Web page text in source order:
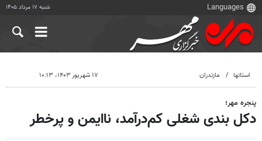
شنبه ۱۷ مرداد ۱۴۰۵
استانها مازندران ۱۷ شهریور ۱۴۰۳، ۱۰:۱۳
پنجره مهر؛
دکل بندی شغلی کم‌درآمد، ناایمن و پرخطر